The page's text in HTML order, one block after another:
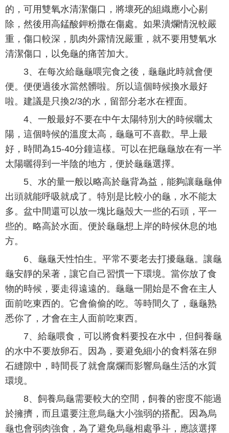
的，可用雙氧水清潔傷口，將壞死的組織應小心剔
除，然後用高錳酸鉀粉撒在傷處。如果潰爛情況較嚴
重，傷口較深，肌肉外露情況嚴重，就不要用雙氧水
清潔傷口，以免龜的痛苦加大。
3、在每次給龜龜喂完食之後，龜龜此時就會便
便。便便過後水當然髒啦。所以這個時候換水最好
啦。建議是只換2/3的水，留部分老水在裡面。
4、一般最好不要在中午太陽特別大的時候曬太
陽，這個時候的溫度太高，龜龜可不喜歡。早上最
好，時間為15-40分鐘這樣。可以在把龜龜放在有一半
太陽曬得到一半陰的地方，便於龜龜選擇。
5、水的量一般以略高於龜背為益，能夠讓龜龜伸
出頭就能呼吸就成了。特別是比較小的龜，水不能太
多。盆中間還可以放一塊比龜殼大一些的石頭，平一
些的。略高於水面。便於龜龜想上岸的時候休息的地
方。
6、龜龜天性怕生。平常不要老去打擾龜龜。讓龜
龜安靜的呆著，讓它自己習慣一下環境。當你放了食
物的時候，要走得遠遠的。龜龜一開始是不會在主人
面前吃東西的。它會偷偷的吃。等時間久了，龜龜熟
悉你了，才會在主人面前吃東西。
7、給龜喂食，可以將食料要投在水中，但飼養龜
的水中不要放卵石。因為，要避免細小的食料落在卵
石縫隙中，時間長了就會腐爛而影響烏龜生活的水質
環境。
8、飼養烏龜需要較大的空間，飼養的密度不能過
於擁擠，而且還要注意烏龜大小強弱的搭配。因為烏
龜也會弱肉強食，為了避免烏龜相處爭斗，應該選擇